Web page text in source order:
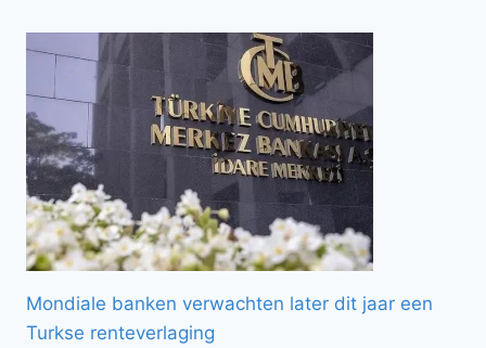
Mondiale banken verwachten later dit jaar een
Turkse renteverlaging